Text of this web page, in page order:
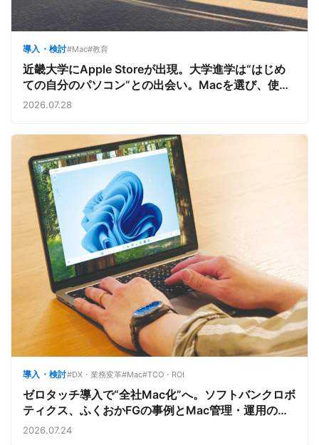
導入・検討#Mac#教育
近畿大学にApple Storeが出現。大学進学は“はじめ
ての自分のパソコン”との出会い。Macを選び、使う
魅力と楽しさを、夏のオープンキャンパスでアピール
2026.07.28
導入・検討#DX・業務変革#Mac#TCO・ROI
ゼロタッチ導入で“全社Mac化”へ。ソフトバンクロボ
ティクス、ふくおかFGの事例とMac管理・運用の強
み【今週のAppleビジネストレンド】
2026.07.24